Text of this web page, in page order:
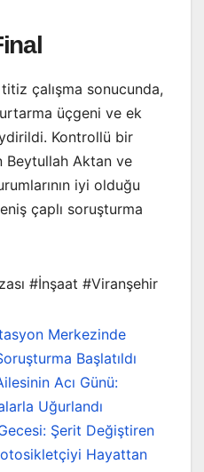
çalışma sonucunda,
üçgeni ve ek
Kontrollü bir
Beytullah Aktan ve
iyi olduğu
çaplı soruşturma
#İnşaat #Viranşehir
Merkezinde
Başlatıldı
Acı Günü:
Uğurlandı
Şerit Değiştiren
Hayattan